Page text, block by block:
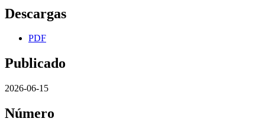
Descargas
PDF
Publicado
2026-06-15
Número